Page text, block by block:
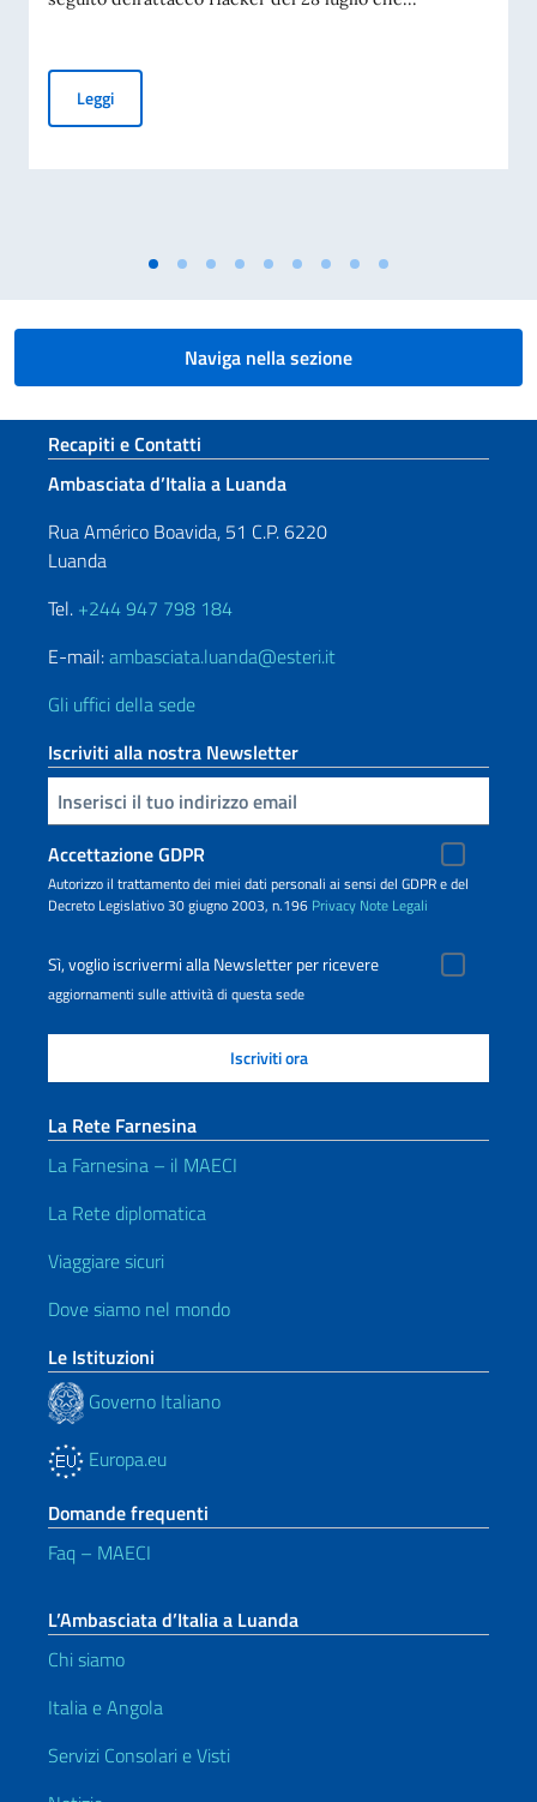
LeggiANGOLA: TEMPORANEA INTERRUZIONE LINEE
Naviga nella sezione
Sezione footer
Recapiti e Contatti
Ambasciata d’Italia a Luanda
Rua Américo Boavida, 51 C.P. 6220
Luanda
Tel. +244 947 798 184
E-mail:ambasciata.luanda@esteri.it
Gli uffici della sede
Iscriviti alla nostra Newsletter
Inserisci la tua email
Accettazione GDPR
Autorizzo il trattamento dei miei dati personali ai sensi del GDPR e del
Decreto Legislativo 30 giugno 2003, n.196 Privacy Note Legali
Sì, voglio iscrivermi alla Newsletter per ricevere
aggiornamenti sulle attività di questa sede
La Rete Farnesina
La Farnesina – il MAECI
La Rete diplomatica
Viaggiare sicuri
Dove siamo nel mondo
Le Istituzioni
Governo Italiano
Europa.eu
Domande frequenti
Faq – MAECI
L’Ambasciata d’Italia a Luanda
Chi siamo
Italia e Angola
Servizi Consolari e Visti